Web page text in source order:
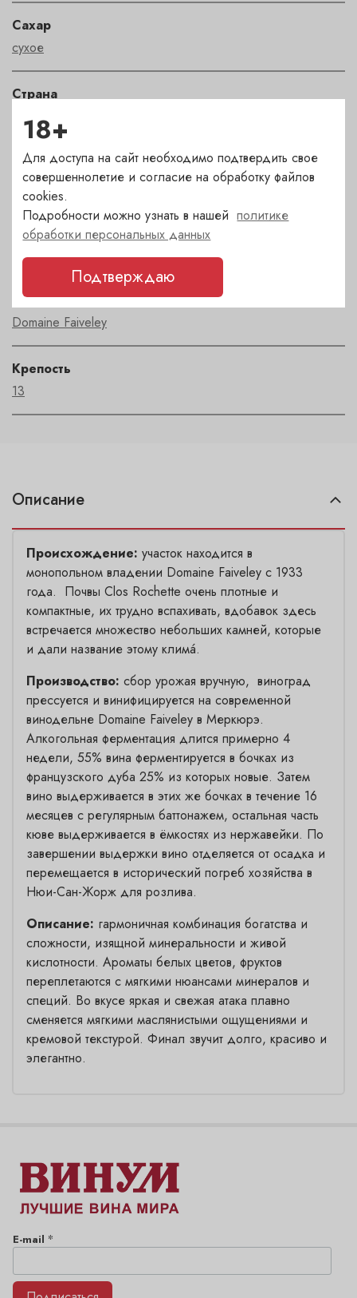
Сахар
сухое
Страна
Франция
Сорт
шардоне
Регион
Bourgogne
Автор
Domaine Faiveley
Крепость
13
Описание
Происхождение: участок находится в
монопольном владении Domaine Faiveley с 1933
года. Почвы Clos Rochette очень плотные и
компактные, их трудно вспахивать, вдобавок здесь
встречается множество небольших камней, которые
и дали название этому климá.
Производство: сбор урожая вручную, виноград
прессуется и винифицируется на современной
винодельне Domaine Faiveley в Меркюрэ.
Алкогольная ферментация длится примерно 4
недели, 55% вина ферментируется в бочках из
французского дуба 25% из которых новые. Затем
вино выдерживается в этих же бочках в течение 16
месяцев с регулярным баттонажем, остальная часть
кюве выдерживается в ёмкостях из нержавейки. По
завершении выдержки вино отделяется от осадка и
перемещается в исторический погреб хозяйства в
Нюи-Сан-Жорж для розлива.
Описание: гармоничная комбинация богатства и
сложности, изящной минеральности и живой
кислотности. Ароматы белых цветов, фруктов
переплетаются с мягкими нюансами минералов и
специй. Во вкусе яркая и свежая атака плавно
сменяется мягкими маслянистыми ощущениями и
кремовой текстурой. Финал звучит долго, красиво и
элегантно.
E-mail *
18+
Для доступа на сайт необходимо подтвердить свое
совершеннолетие и согласие на обработку файлов
cookies.
Подробности можно узнать в нашейполитике
обработки персональных данных
Подтверждаю